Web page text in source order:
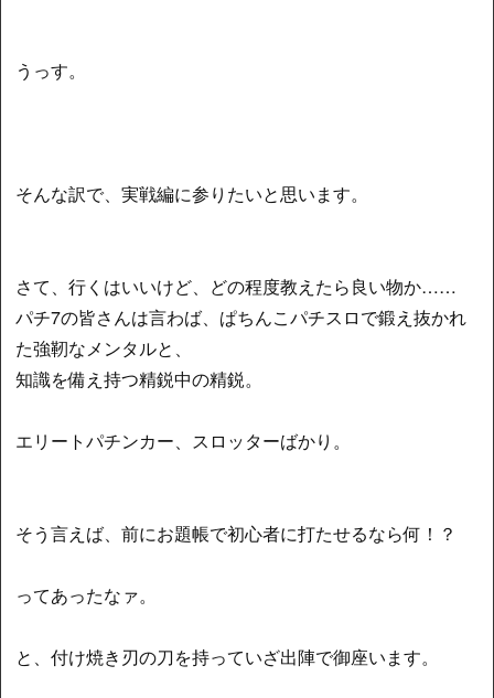
うっす。
そんな訳で、実戦編に参りたいと思います。
さて、行くはいいけど、どの程度教えたら良い物か……
パチ7の皆さんは言わば、ぱちんこパチスロで鍛え抜かれ
た強靭なメンタルと、
知識を備え持つ精鋭中の精鋭。
エリートパチンカー、スロッターばかり。
そう言えば、前にお題帳で初心者に打たせるなら何！？
ってあったなァ。
と、付け焼き刃の刀を持っていざ出陣で御座います。